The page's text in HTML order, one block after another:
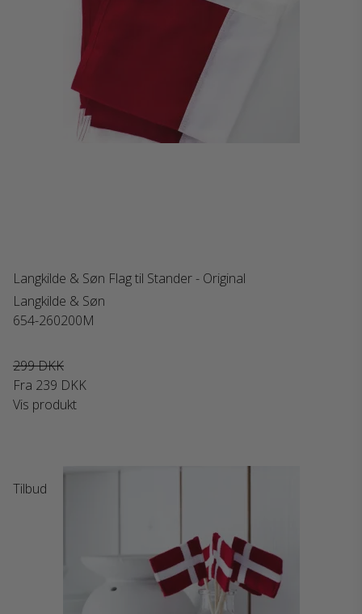
Langkilde & Søn Flag til Stander - Original
Langkilde & Søn
654-260200M
299 DKK
Fra 239 DKK
Vis produkt
Tilbud